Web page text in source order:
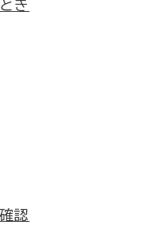
き
認